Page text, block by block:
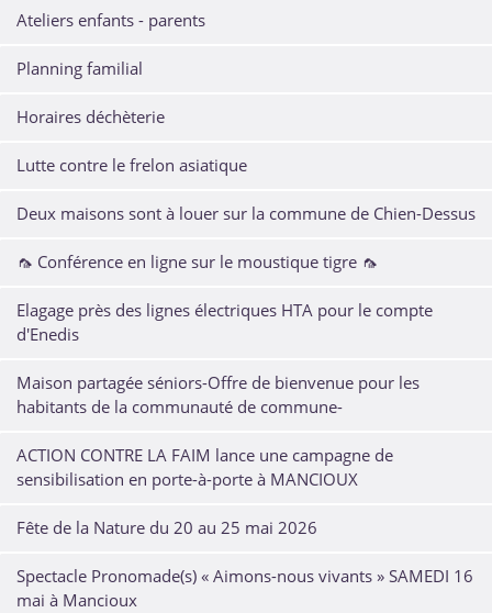
Ateliers enfants - parents
Planning familial
Horaires déchèterie
Lutte contre le frelon asiatique
Deux maisons sont à louer sur la commune de Chien-Dessus
🦟 Conférence en ligne sur le moustique tigre 🦟
Elagage près des lignes électriques HTA pour le compte
d'Enedis
Maison partagée séniors-Offre de bienvenue pour les
habitants de la communauté de commune-
ACTION CONTRE LA FAIM lance une campagne de
sensibilisation en porte-à-porte à MANCIOUX
Fête de la Nature du 20 au 25 mai 2026
Spectacle Pronomade(s) « Aimons-nous vivants » SAMEDI 16
mai à Mancioux